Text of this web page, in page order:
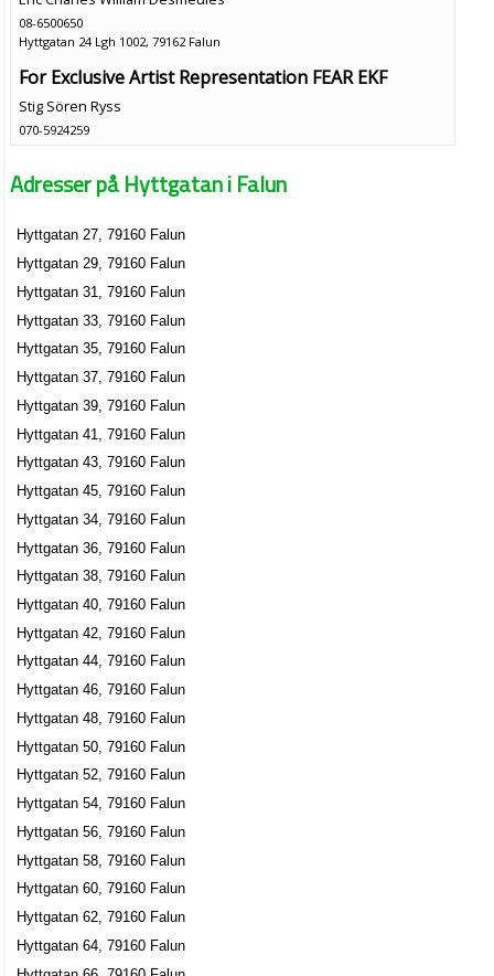
08-6500650
Hyttgatan 24 Lgh 1002, 79162 Falun
For Exclusive Artist Representation FEAR EKF
Stig Sören Ryss
070-5924259
F:a Anders Engström IT Strategi & Management
Hyttgatan 28 A, 79162 Falun
Rolf Schelvander Konsult AB
Rolf Schelvander
0225-41204
Hyttgatan 31 E, 79160 Falun
Larsson, Urbanh
Hyttgatan 31 K, 79160 Falun
Firma Eva Björnsen
Eva Marie Björnsen
023-15485
Hyttgatan 33 C Lgh 1201, 79160 Falun
Jan Forsslings Åkeri
Jan Olof Forsling
023-63247
Hyttgatan 33 C Lgh 1201, 79160 Falun
Andreas Berg
0765735400
Christer Erlandsson
Hyttgatan 38 C Lgh 1002, 79160 Falun
Mecora
Maria Engström
Hyttgatan 38 C Lgh 1201, 79160 Falun
Advokatfirman Veronica Johansson AB
Adresser på Hyttgatan i Falun
Hyttgatan 27, 79160 Falun
Hyttgatan 29, 79160 Falun
Hyttgatan 31, 79160 Falun
Hyttgatan 33, 79160 Falun
Hyttgatan 35, 79160 Falun
Hyttgatan 37, 79160 Falun
Hyttgatan 39, 79160 Falun
Hyttgatan 41, 79160 Falun
Hyttgatan 43, 79160 Falun
Hyttgatan 45, 79160 Falun
Hyttgatan 34, 79160 Falun
Hyttgatan 36, 79160 Falun
Hyttgatan 38, 79160 Falun
Hyttgatan 40, 79160 Falun
Hyttgatan 42, 79160 Falun
Hyttgatan 44, 79160 Falun
Hyttgatan 46, 79160 Falun
Hyttgatan 48, 79160 Falun
Hyttgatan 50, 79160 Falun
Hyttgatan 52, 79160 Falun
Hyttgatan 54, 79160 Falun
Hyttgatan 56, 79160 Falun
Hyttgatan 58, 79160 Falun
Hyttgatan 60, 79160 Falun
Hyttgatan 62, 79160 Falun
Hyttgatan 64, 79160 Falun